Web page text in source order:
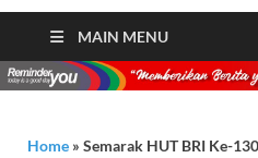
MAIN MENU
Home » Semarak HUT BRI Ke-